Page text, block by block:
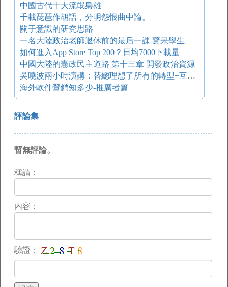
中國古代十大流氓梟雄
千載琵琶作胡語，分明怨恨曲中論。
關于意識的研究思路
一名大陸政治老師退休前的最后一課 驚呆學生
如何進入App Store Top 200？日均7000下載量
中國大陸的憲政民主道路 第十三章 開發政治資源
吳曉波兩小時演講：替總理想了所有的轉型+互聯網問題
海外軟件營銷知多少-推廣者篇
評論集
暫無評論。
稱謂：
内容：
驗證：